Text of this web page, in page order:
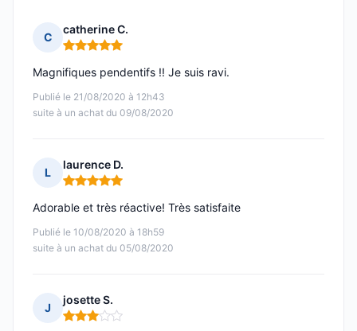
C
catherine C.
Note : 5 sur 5
Publié le 21/08/2020 à 12h43
suite à un achat du 09/08/2020
Magnifiques pendentifs !! Je suis ravi.
L
laurence D.
Note : 5 sur 5
Publié le 10/08/2020 à 18h59
suite à un achat du 05/08/2020
Adorable et très réactive! Très satisfaite
J
josette S.
Note : 3 sur 5